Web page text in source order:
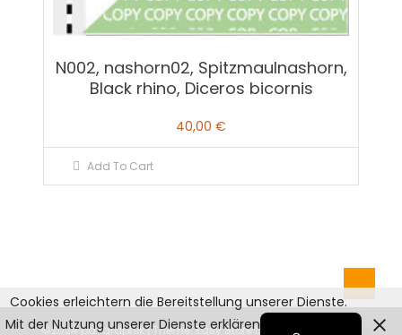
N002, nashorn02, Spitzmaulnashorn,
Black rhino, Diceros bicornis
40,00 €
Add To Cart
©2024 pd-graphik|Theme: Easy Store by Mystery Themes
English
Cookies erleichtern die Bereitstellung unserer Dienste.
Mit der Nutzung unserer Dienste erklären Sie sich damit